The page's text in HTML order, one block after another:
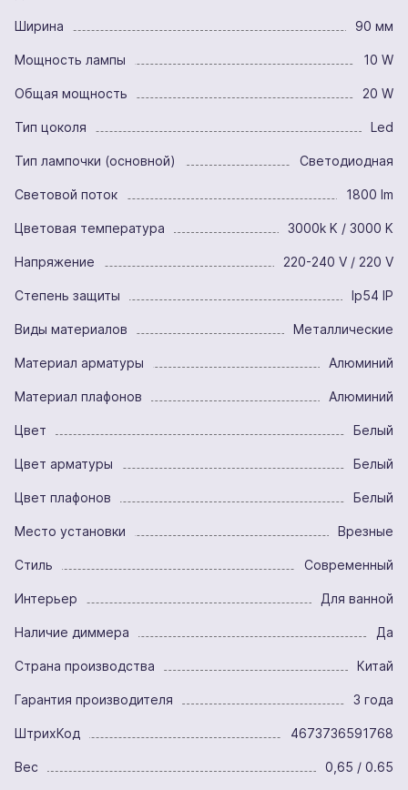
Ширина 90 мм
Мощность лампы 10 W
Общая мощность 20 W
Тип цоколя Led
Тип лампочки (основной) Светодиодная
Световой поток 1800 lm
Цветовая температура 3000k K / 3000 K
Напряжение 220-240 V / 220 V
Степень защиты Ip54 IP
Виды материалов Металлические
Материал арматуры Алюминий
Материал плафонов Алюминий
Цвет Белый
Цвет арматуры Белый
Цвет плафонов Белый
Место установки Врезные
Стиль Современный
Интерьер Для ванной
Наличие диммера Да
Страна производства Китай
Гарантия производителя 3 года
ШтрихКод 4673736591768
Вес 0,65 / 0.65